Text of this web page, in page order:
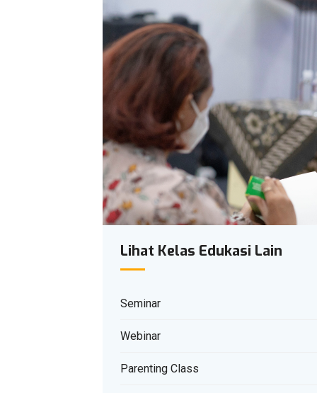
Lihat Kelas Edukasi Lain
Seminar
Webinar
Parenting Class